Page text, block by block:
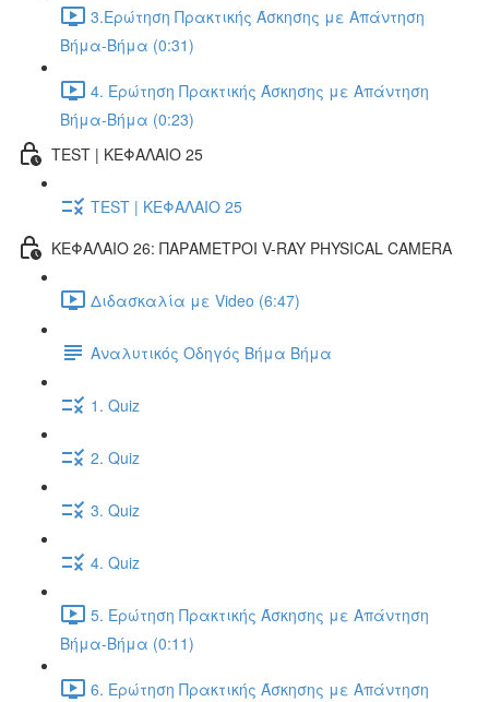
3.Ερώτηση Πρακτικής Άσκησης με Απάντηση
Βήμα-Βήμα (0:31)
4. Ερώτηση Πρακτικής Άσκησης με Απάντηση
Βήμα-Βήμα (0:23)
TEST | ΚΕΦΑΛΑΙΟ 25
TEST | ΚΕΦΑΛΑΙΟ 25
ΚΕΦΑΛΑΙΟ 26: ΠΑΡΑΜΕΤΡΟΙ V-RAY PHYSICAL CAMERA
Διδασκαλία με Video (6:47)
Αναλυτικός Οδηγός Βήμα Βήμα
1. Quiz
2. Quiz
3. Quiz
4. Quiz
5. Ερώτηση Πρακτικής Άσκησης με Απάντηση
Βήμα-Βήμα (0:11)
6. Ερώτηση Πρακτικής Άσκησης με Απάντηση